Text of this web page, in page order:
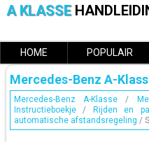
A KLASSE
HOME POPULAIR
Mercedes-Benz A-
Mercedes-Benz A-Klasse /
Instructieboekje/ Rijden en
automatische afstandsregeling /